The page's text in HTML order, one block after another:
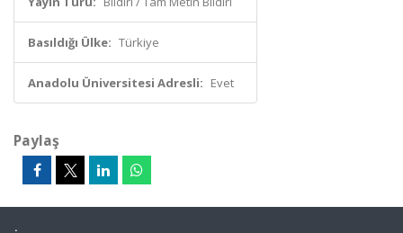
Basıldığı Ülke: Türkiye
Anadolu Üniversitesi Adresli: Evet
Paylaş